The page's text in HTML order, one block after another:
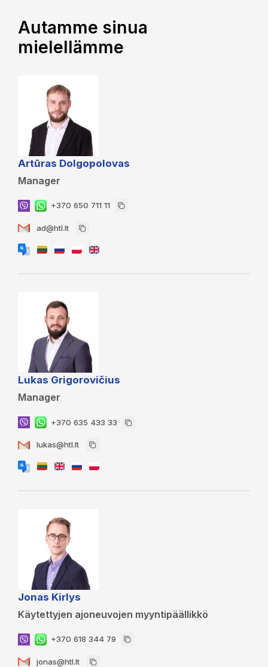
Autamme sinua
mielellämme
Artūras Dolgopolovas
Manager
+370 650 711 11
ad@htl.lt
Lukas Grigorovičius
Manager
+370 635 433 33
lukas@htl.lt
Jonas Kirlys
Käytettyjen ajoneuvojen myyntipäällikkö
+370 618 344 79
jonas@htl.lt